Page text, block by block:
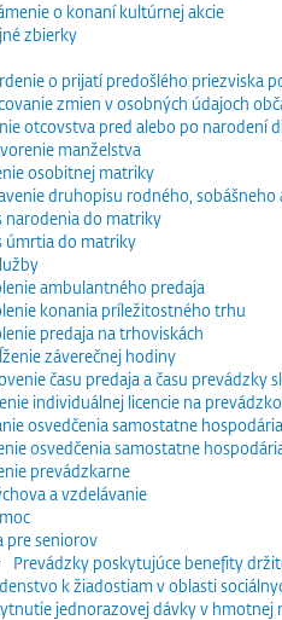
o konaní kultúrnej akcie
zbierky
o prijatí predošlého priezviska
zmien v osobných údajoch
otcovstva pred alebo po narodení
manželstva
osobitnej matriky
druhopisu rodného,
narodenia do matriky
úmrtia do matriky
ambulantného predaja
konania príležitostného trhu
predaja na trhoviskách
záverečnej hodiny
času predaja a času prevádzky
individuálnej licencie na
osvedčenia samostatne
osvedčenia samostatne
prevádzkarne
a vzdelávanie
pre seniorov
Prevádzky poskytujúce benefity
k žiadostiam v oblasti
jednorazovej dávky v hmotnej